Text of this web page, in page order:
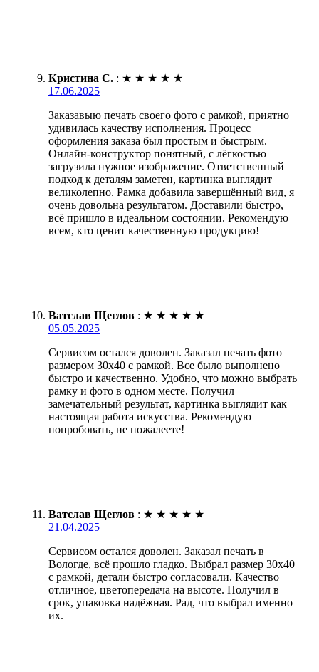
Кристина С. : ★ ★ ★ ★ ★
17.06.2025
Заказавыю печать своего фото с рамкой, приятно
удивилась качеству исполнения. Процесс
оформления заказа был простым и быстрым.
Онлайн-конструктор понятный, с лёгкостью
загрузила нужное изображение. Ответственный
подход к деталям заметен, картинка выглядит
великолепно. Рамка добавила завершённый вид, я
очень довольна результатом. Доставили быстро,
всё пришло в идеальном состоянии. Рекомендую
всем, кто ценит качественную продукцию!
Ватслав Щеглов : ★ ★ ★ ★ ★
05.05.2025
Сервисом остался доволен. Заказал печать фото
размером 30х40 с рамкой. Все было выполнено
быстро и качественно. Удобно, что можно выбрать
рамку и фото в одном месте. Получил
замечательный результат, картинка выглядит как
настоящая работа искусства. Рекомендую
попробовать, не пожалеете!
Ватслав Щеглов : ★ ★ ★ ★ ★
21.04.2025
Сервисом остался доволен. Заказал печать в
Вологде, всё прошло гладко. Выбрал размер 30х40
с рамкой, детали быстро согласовали. Качество
отличное, цветопередача на высоте. Получил в
срок, упаковка надёжная. Рад, что выбрал именно
их.